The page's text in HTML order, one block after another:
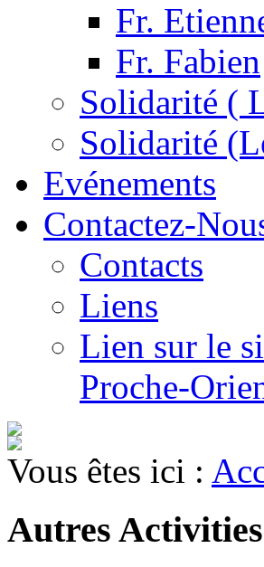
Fr.
Fr. Fabien
Solidarité (
Solidarité
Evénements
Contactez-
Contacts
Liens
Lien sur le
Proche-
Vous êtes ici :
Autres Activities